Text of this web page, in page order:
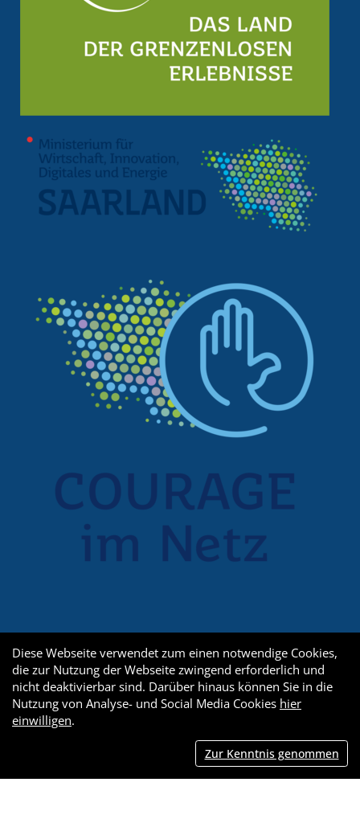
Diese Webseite verwendet zum einen notwendige Cookies,
die zur Nutzung der Webseite zwingend erforderlich und
nicht deaktivierbar sind. Darüber hinaus können Sie in die
Nutzung von Analyse- und Social Media Cookies hier
einwilligen.
Zur Kenntnis genommen